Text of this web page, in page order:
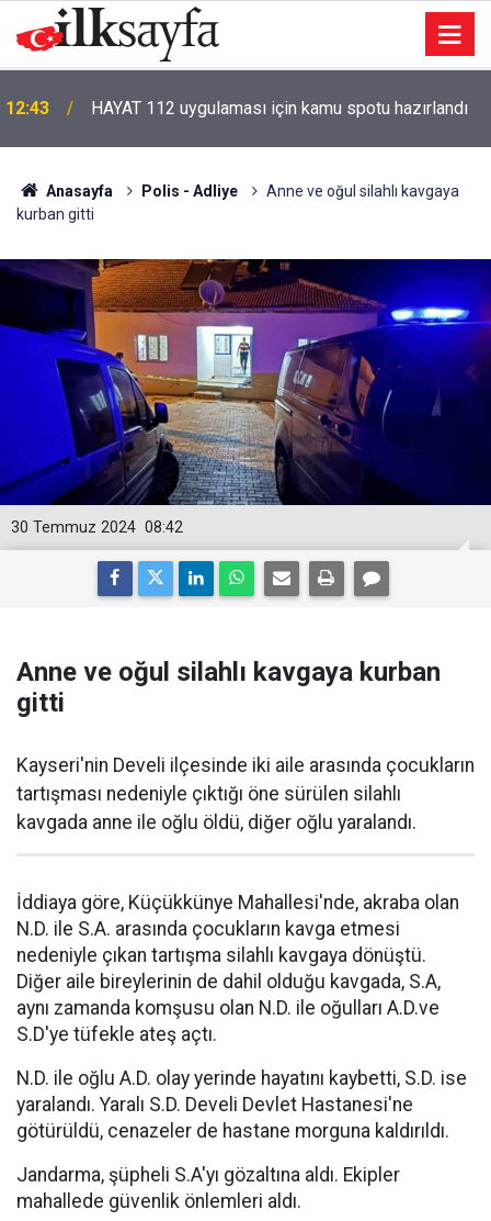
12:43 HAYAT 112 uygulaması için kamu spotu hazırlandı
Anasayfa Polis - Adliye
Anne ve oğul silahlı kavgaya
kurban gitti
08:42
30 Temmuz 2024
Anne ve oğul silahlı kavgaya kurban
gitti
Kayseri'nin Develi ilçesinde iki aile arasında çocukların
tartışması nedeniyle çıktığı öne sürülen silahlı
kavgada anne ile oğlu öldü, diğer oğlu yaralandı.
İddiaya göre, Küçükkünye Mahallesi'nde, akraba olan
N.D. ile S.A. arasında çocukların kavga etmesi
nedeniyle çıkan tartışma silahlı kavgaya dönüştü.
Diğer aile bireylerinin de dahil olduğu kavgada, S.A,
aynı zamanda komşusu olan N.D. ile oğulları A.D.ve
S.D'ye tüfekle ateş açtı.
N.D. ile oğlu A.D. olay yerinde hayatını kaybetti, S.D. ise
yaralandı. Yaralı S.D. Develi Devlet Hastanesi'ne
götürüldü, cenazeler de hastane morguna kaldırıldı.
Jandarma, şüpheli S.A'yı gözaltına aldı. Ekipler
mahallede güvenlik önlemleri aldı.